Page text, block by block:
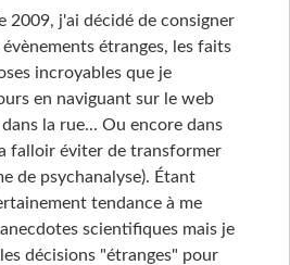
2009, j'ai décidé de consigner
étranges, les faits
incroyables que je
en naviguant sur le web
la rue... Ou encore dans
falloir éviter de transformer
de psychanalyse). Étant
tendance à me
scientifiques mais je
décisions "étranges" pour